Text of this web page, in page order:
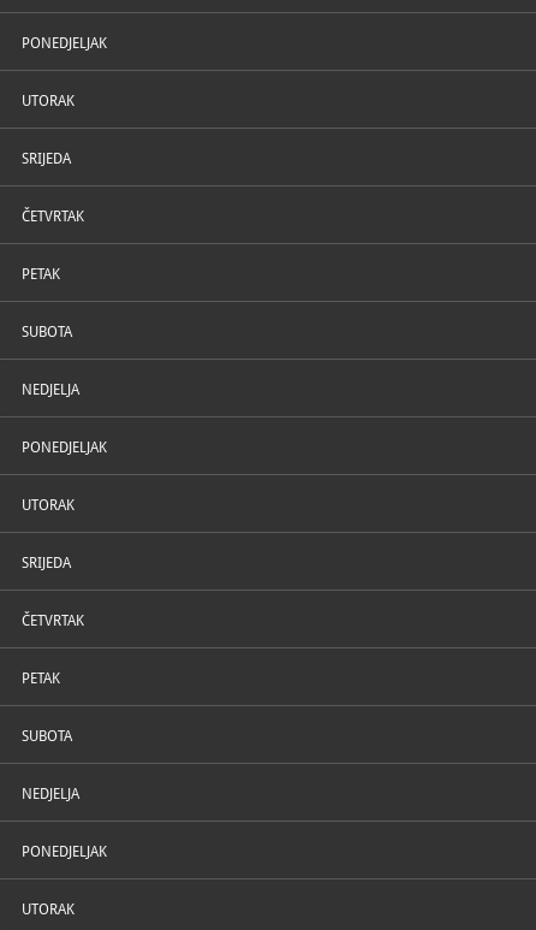
PONEDJELJAK
UTORAK
SRIJEDA
ČETVRTAK
PETAK
SUBOTA
NEDJELJA
PONEDJELJAK
UTORAK
SRIJEDA
ČETVRTAK
PETAK
SUBOTA
NEDJELJA
PONEDJELJAK
UTORAK